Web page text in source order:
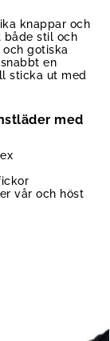
knappar och
både stil och
och gotiska
en
sticka ut med
med
vår och höst